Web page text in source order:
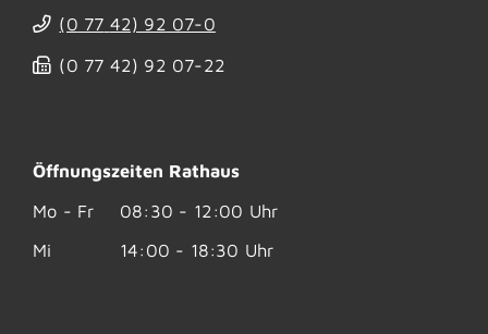
(0 77 42) 92 07-0
(0 77 42) 92 07-22
Öffnungszeiten Rathaus
Mo - Fr
08:30 - 12:00 Uhr
Mi
14:00 - 18:30 Uhr